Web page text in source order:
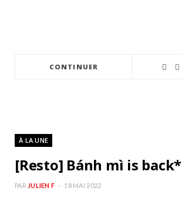
CONTINUER
À LA UNE
[Resto] Bánh mì is back*
PAR JULIEN F 18 MAI 2022